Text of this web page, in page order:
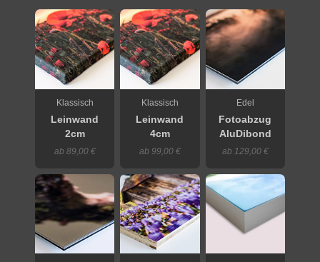
Klassisch
Leinwand
2cm
ab 89,00 €
Klassisch
Leinwand
4cm
ab 99,00 €
Edel
Fotoabzug
AluDibond
ab 129,00 €